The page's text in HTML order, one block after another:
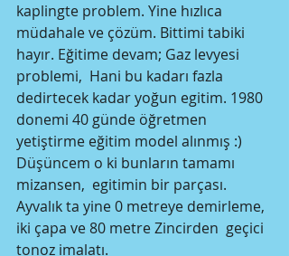
kaplingte problem. Yine hızlıca
müdahale ve çözüm. Bittimi tabiki
hayır. Eğitime devam; Gaz levyesi
problemi,  Hani bu kadarı fazla
dedirtecek kadar yoğun egitim. 1980
donemi 40 günde öğretmen
yetiştirme eğitim model alınmış :)
Düşüncem o ki bunların tamamı
mizansen,  egitimin bir parçası.
Ayvalık ta yine 0 metreye demirleme,
iki çapa ve 80 metre Zincirden  geçici
tonoz imalatı.